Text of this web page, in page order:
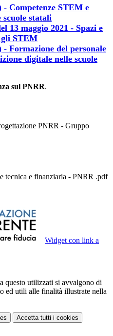
Competenze STEM e
statali
13 maggio 2021 - Spazi e
STEM
Formazione del personale
digitale nelle scuole
sul PNRR.
PNRR - Gruppo
tecnica e finanziaria - PNRR .pdf
Widget con link a
questo utilizzati si avvalgono di
ed utili alle finalità illustrate nella
Accetta tutti i cookies